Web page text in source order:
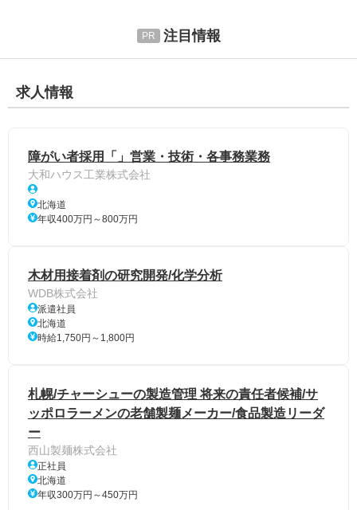
注目情報
求人情報
障がい者採用「」営業・技術・各事務業務
大和ハウス工業株式会社
北海道
年収400万円～800万円
木材用接着剤の研究開発/化学分析
WDB株式会社
派遣社員
北海道
時給1,750円～1,800円
札幌/チャーシューの製造管理 将来の責任者候補/サ
ッポロラーメンの老舗製麺メーカー/食品製造リーダ
ー
西山製麺株式会社
正社員
北海道
年収300万円～450万円